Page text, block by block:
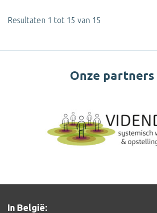
Resultaten 1 tot 15 van 15
Onze partners
In België: